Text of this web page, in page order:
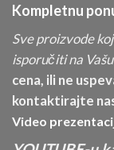
Kompletnu
Sve proizvode
isporučiti na
cena, ili ne
kontaktirajte
Video